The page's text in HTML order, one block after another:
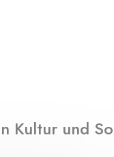
und